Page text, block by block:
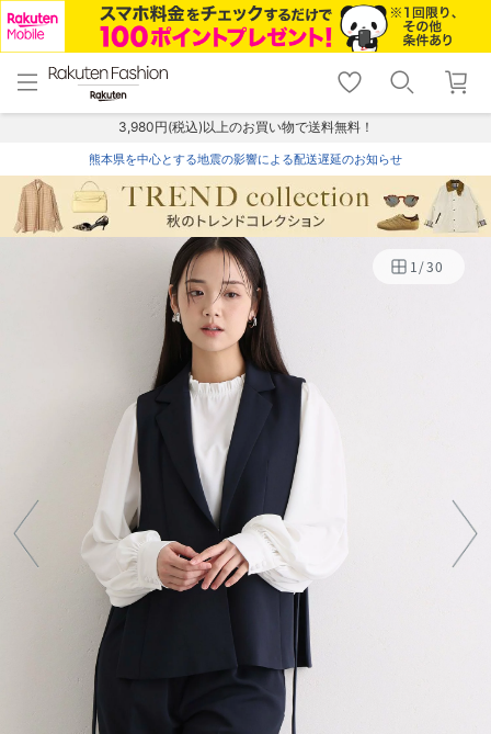
menu home
トップ
shopping_cart lock_outline
ログイン
3,980円(税込)以上のお買い物で送料無料！
熊本県を中心とする地震の影響による配送遅延のお知らせ
1/30